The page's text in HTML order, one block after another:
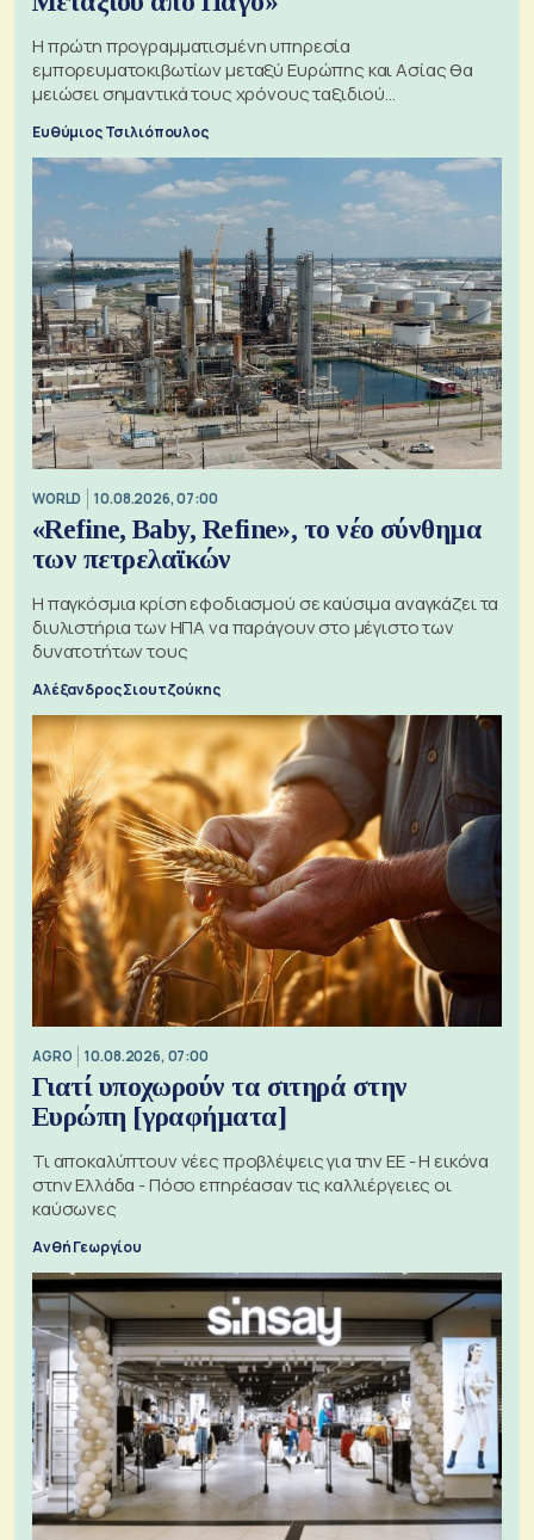
Η πρώτη προγραμματισμένη υπηρεσία
εμπορευματοκιβωτίων μεταξύ Ευρώπης και Ασίας θα
μειώσει σημαντικά τους χρόνους ταξιδιού
Ευθύμιος Τσιλιόπουλος
WORLD 10.08.2026, 07:00
«Refine, Baby, Refine», το νέο σύνθημα
των πετρελαϊκών
Η παγκόσμια κρίση εφοδιασμού σε καύσιμα αναγκάζει τα
διυλιστήρια των ΗΠΑ να παράγουν στο μέγιστο των
δυνατοτήτων τους
Αλέξανδρος Σιουτζούκης
AGRO 10.08.2026, 07:00
Γιατί υποχωρούν τα σιτηρά στην
Ευρώπη [γραφήματα]
Τι αποκαλύπτουν νέες προβλέψεις για την ΕΕ - Η εικόνα
στην Ελλάδα - Πόσο επηρέασαν τις καλλιέργειες οι
καύσωνες
Ανθή Γεωργίου